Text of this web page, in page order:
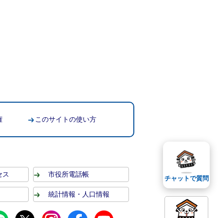
このサイトの使い方
ス 市役所電話帳
統計情報・人口情報
チャットで質問